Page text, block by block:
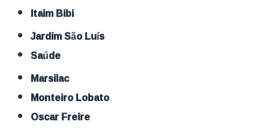
Itaim Bibi
Jardim São Luís
Saúde
Marsilac
Monteiro Lobato
Oscar Freire